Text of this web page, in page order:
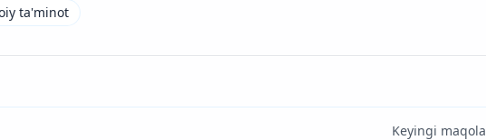
ta'minot
Keyingi maqola